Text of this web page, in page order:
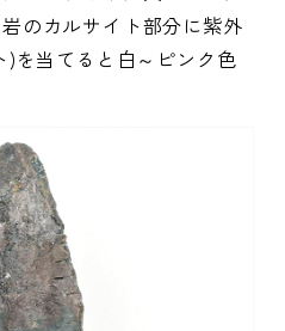
のカルサイト部分に紫外
を当てると白～ピンク色